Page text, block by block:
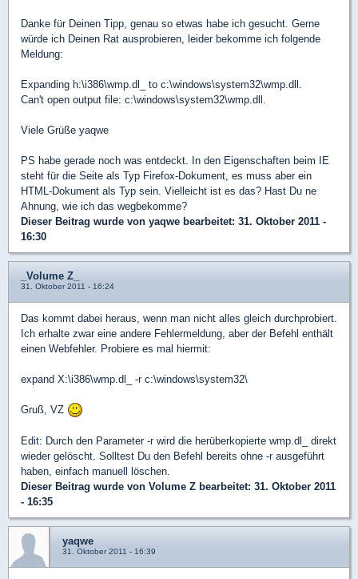
Danke für Deinen Tipp, genau so etwas habe ich gesucht. Gerne
würde ich Deinen Rat ausprobieren, leider bekomme ich folgende
Meldung:
Expanding h:\i386\wmp.dl_ to c:\windows\system32\wmp.dll.
Can't open output file: c:\windows\system32\wmp.dll.
Viele Grüße yaqwe
PS habe gerade noch was entdeckt. In den Eigenschaften beim IE
steht für die Seite als Typ Firefox-Dokument, es muss aber ein
HTML-Dokument als Typ sein. Vielleicht ist es das? Hast Du ne
Ahnung, wie ich das wegbekomme?
Dieser Beitrag wurde von yaqwe bearbeitet: 31. Oktober 2011 -
16:30
_Volume Z_
31. Oktober 2011 - 16:24
Das kommt dabei heraus, wenn man nicht alles gleich durchprobiert.
Ich erhalte zwar eine andere Fehlermeldung, aber der Befehl enthält
einen Webfehler. Probiere es mal hiermit:
expand X:\i386\wmp.dl_ -r c:\windows\system32\
Gruß, VZ
Edit: Durch den Parameter -r wird die herüberkopierte wmp.dl_ direkt
wieder gelöscht. Solltest Du den Befehl bereits ohne -r ausgeführt
haben, einfach manuell löschen.
Dieser Beitrag wurde von Volume Z bearbeitet: 31. Oktober 2011
- 16:35
yaqwe
31. Oktober 2011 - 16:39